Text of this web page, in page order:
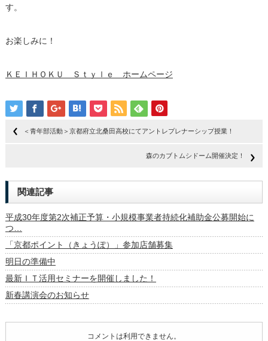
す。
お楽しみに！
ＫＥＩＨＯＫＵ Ｓｔｙｌｅ ホームページ
＜青年部活動＞京都府立北桑田高校にてアントレプレナーシップ授業！
森のカブトムシドーム開催決定！
関連記事
平成30年度第2次補正予算・小規模事業者持続化補助金公募開始に
つ…
「京都ポイント（きょうぽ）」参加店舗募集
明日の準備中
最新ＩＴ活用セミナーを開催しました！
新春講演会のお知らせ
コメントは利用できません。